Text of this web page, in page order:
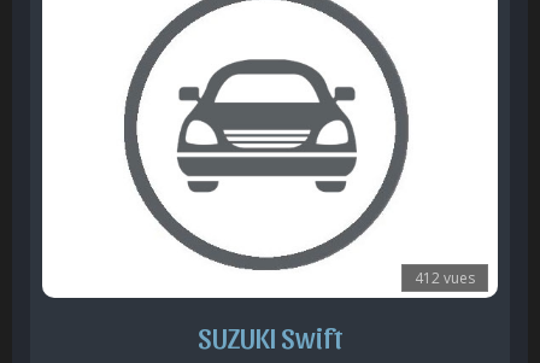
412 vues
SUZUKI Swift